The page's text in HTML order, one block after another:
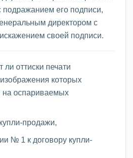
его подписи,
директором с
своей подписи.
ли оттиски печати
которых
оспариваемых
продажи,
№ 1 к договору купли-